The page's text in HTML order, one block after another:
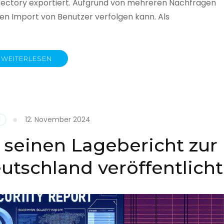
exportiert. Aufgrund von mehreren Nachfragen
Import von Benutzer verfolgen kann. Als
WEITERLESEN
12. November 2024
seinen Lagebericht zur
veröffentlicht